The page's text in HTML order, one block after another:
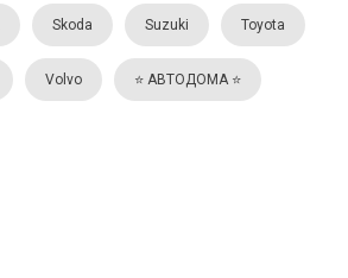
Skoda Suzuki Toyota
Volvo ⭐️ АВТОДОМА ⭐️